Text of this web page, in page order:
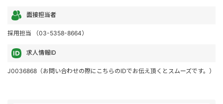
面接担当者
採用担当 （03-5358-8664）
求人情報ID
J0036868（お問い合わせの際にこちらのIDでお伝え頂くとスムーズです。）